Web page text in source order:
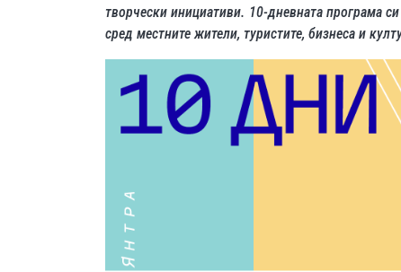
творчески инициативи. 10-дневната програма
сред местните жители, туристите, бизнеса и